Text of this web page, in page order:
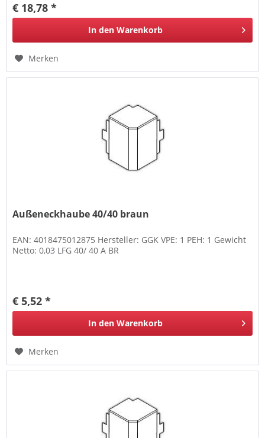
€ 18,78 *
In den Warenkorb
Merken
Außeneckhaube 40/40 braun
EAN: 4018475012875 Hersteller: GGK VPE: 1 PEH: 1 Gewicht
Netto: 0,03 LFG 40/ 40 A BR
€ 5,52 *
In den Warenkorb
Merken